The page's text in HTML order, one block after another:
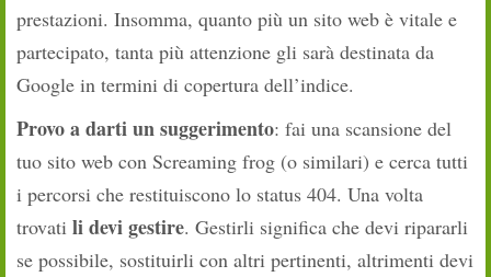
prestazioni. Insomma, quanto più un sito web è vitale e
partecipato, tanta più attenzione gli sarà destinata da
Google in termini di copertura dell’indice.
Provo a darti un suggerimento: fai una scansione del
tuo sito web con Screaming frog (o similari) e cerca tutti
i percorsi che restituiscono lo status 404. Una volta
trovati li devi gestire. Gestirli significa che devi ripararli
se possibile, sostituirli con altri pertinenti, altrimenti devi